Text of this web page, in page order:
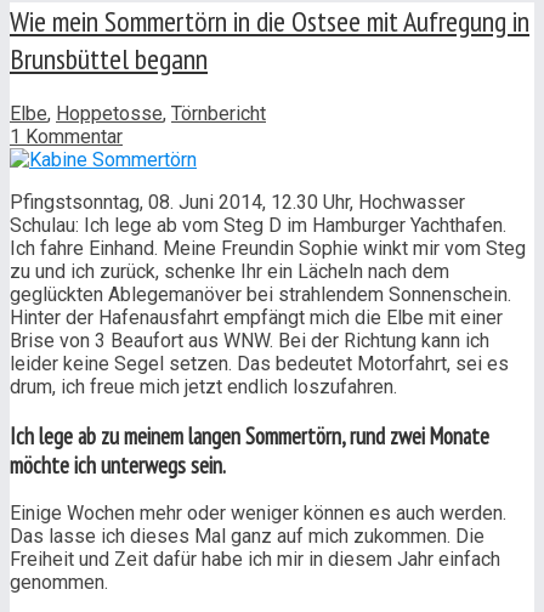
Wie mein Sommertörn in die Ostsee mit Aufregung in
Brunsbüttel begann
Elbe, Hoppetosse, Törnbericht
1 Kommentar
Pfingstsonntag, 08. Juni 2014, 12.30 Uhr, Hochwasser
Schulau: Ich lege ab vom Steg D im Hamburger Yachthafen.
Ich fahre Einhand. Meine Freundin Sophie winkt mir vom Steg
zu und ich zurück, schenke Ihr ein Lächeln nach dem
geglückten Ablegemanöver bei strahlendem Sonnenschein.
Hinter der Hafenausfahrt empfängt mich die Elbe mit einer
Brise von 3 Beaufort aus WNW. Bei der Richtung kann ich
leider keine Segel setzen. Das bedeutet Motorfahrt, sei es
drum, ich freue mich jetzt endlich loszufahren.
Ich lege ab zu meinem langen Sommertörn, rund zwei Monate
möchte ich unterwegs sein.
Einige Wochen mehr oder weniger können es auch werden.
Das lasse ich dieses Mal ganz auf mich zukommen. Die
Freiheit und Zeit dafür habe ich mir in diesem Jahr einfach
genommen.